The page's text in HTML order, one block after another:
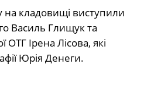
на кладовищі виступили
Василь Глищук та
Ірена Лісова, які
Юрія Денеги.